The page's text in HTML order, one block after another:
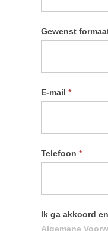
Gewenst
E-mail *
Telefoon *
Ik ga akkoord
Algemene